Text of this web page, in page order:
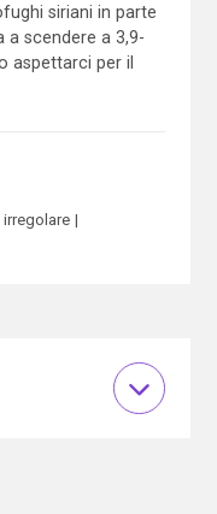
siriani in parte
a scendere a 3,9-
aspettarci per il